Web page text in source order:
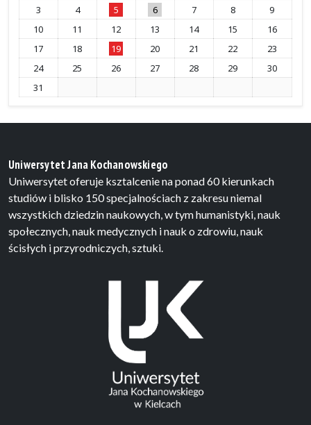
3
4 5 6 7 8
9
10
11 12 13 14 15
16
17
18 19 20 21 22
23
24
25 26 27 28 29
30
31
Uniwersytet Jana Kochanowskiego
Uniwersytet oferuje ksztalcenie na ponad 60 kierunkach
studiów i blisko 150 specjalnościach z zakresu niemal
wszystkich dziedzin naukowych, w tym humanistyki, nauk
społecznych, nauk medycznych i nauk o zdrowiu, nauk
ścisłych i przyrodniczych, sztuki.